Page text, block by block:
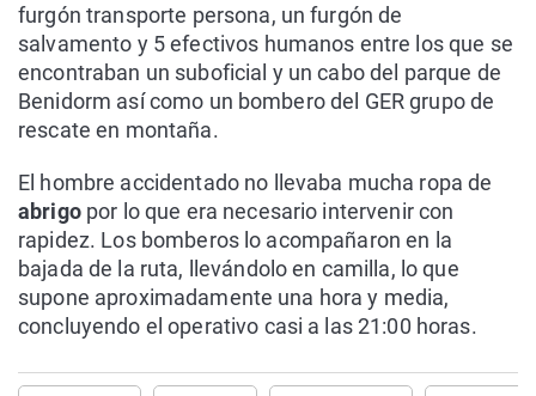
furgón transporte persona, un furgón de
salvamento y 5 efectivos humanos entre los que se
encontraban un suboficial y un cabo del parque de
Benidorm así como un bombero del GER grupo de
rescate en montaña.
El hombre accidentado no llevaba mucha ropa de
abrigo por lo que era necesario intervenir con
rapidez. Los bomberos lo acompañaron en la
bajada de la ruta, llevándolo en camilla, lo que
supone aproximadamente una hora y media,
concluyendo el operativo casi a las 21:00 horas.